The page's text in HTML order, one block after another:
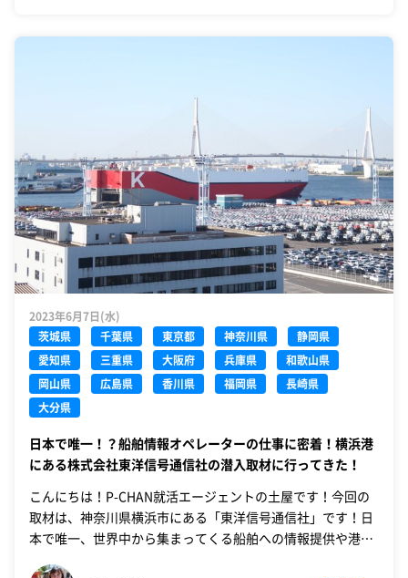
2023年6月7日(水)
茨城県
千葉県 東京都 神奈川県 静岡県
愛知県 三重県 大阪府 兵庫県 和歌山県
岡山県 広島県 香川県 福岡県 長崎県
大分県
日本で唯一！？船舶情報オペレーターの仕事に密着！横浜港
にある株式会社東洋信号通信社の潜入取材に行ってきた！
こんにちは！P-CHAN就活エージェントの土屋です！今回の
取材は、神奈川県横浜市にある「東洋信号通信社」です！日
本で唯一、世界中から集まってくる船舶への情報提供や港湾